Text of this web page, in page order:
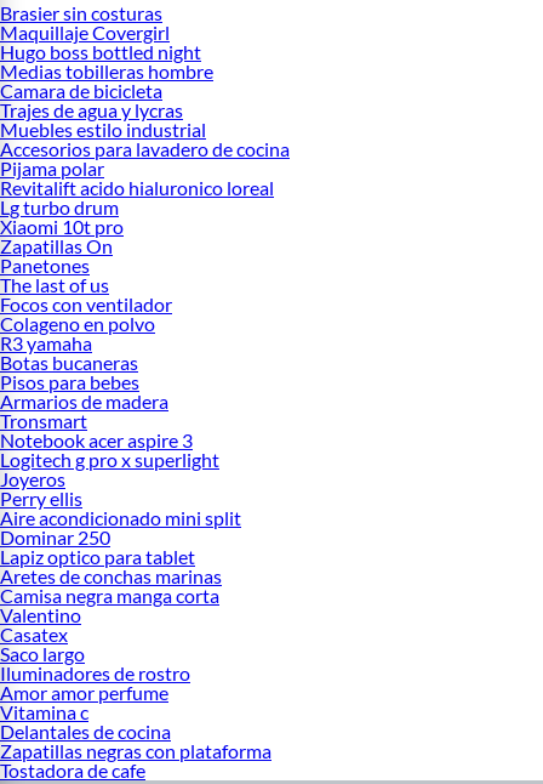
Brasier sin costuras
Maquillaje Covergirl
Hugo boss bottled night
Medias tobilleras hombre
Camara de bicicleta
Trajes de agua y lycras
Muebles estilo industrial
Accesorios para lavadero de cocina
Pijama polar
Revitalift acido hialuronico loreal
Lg turbo drum
Xiaomi 10t pro
Zapatillas On
Panetones
The last of us
Focos con ventilador
Colageno en polvo
R3 yamaha
Botas bucaneras
Pisos para bebes
Armarios de madera
Tronsmart
Notebook acer aspire 3
Logitech g pro x superlight
Joyeros
Perry ellis
Aire acondicionado mini split
Dominar 250
Lapiz optico para tablet
Aretes de conchas marinas
Camisa negra manga corta
Valentino
Casatex
Saco largo
Iluminadores de rostro
Amor amor perfume
Vitamina c
Delantales de cocina
Zapatillas negras con plataforma
Tostadora de cafe